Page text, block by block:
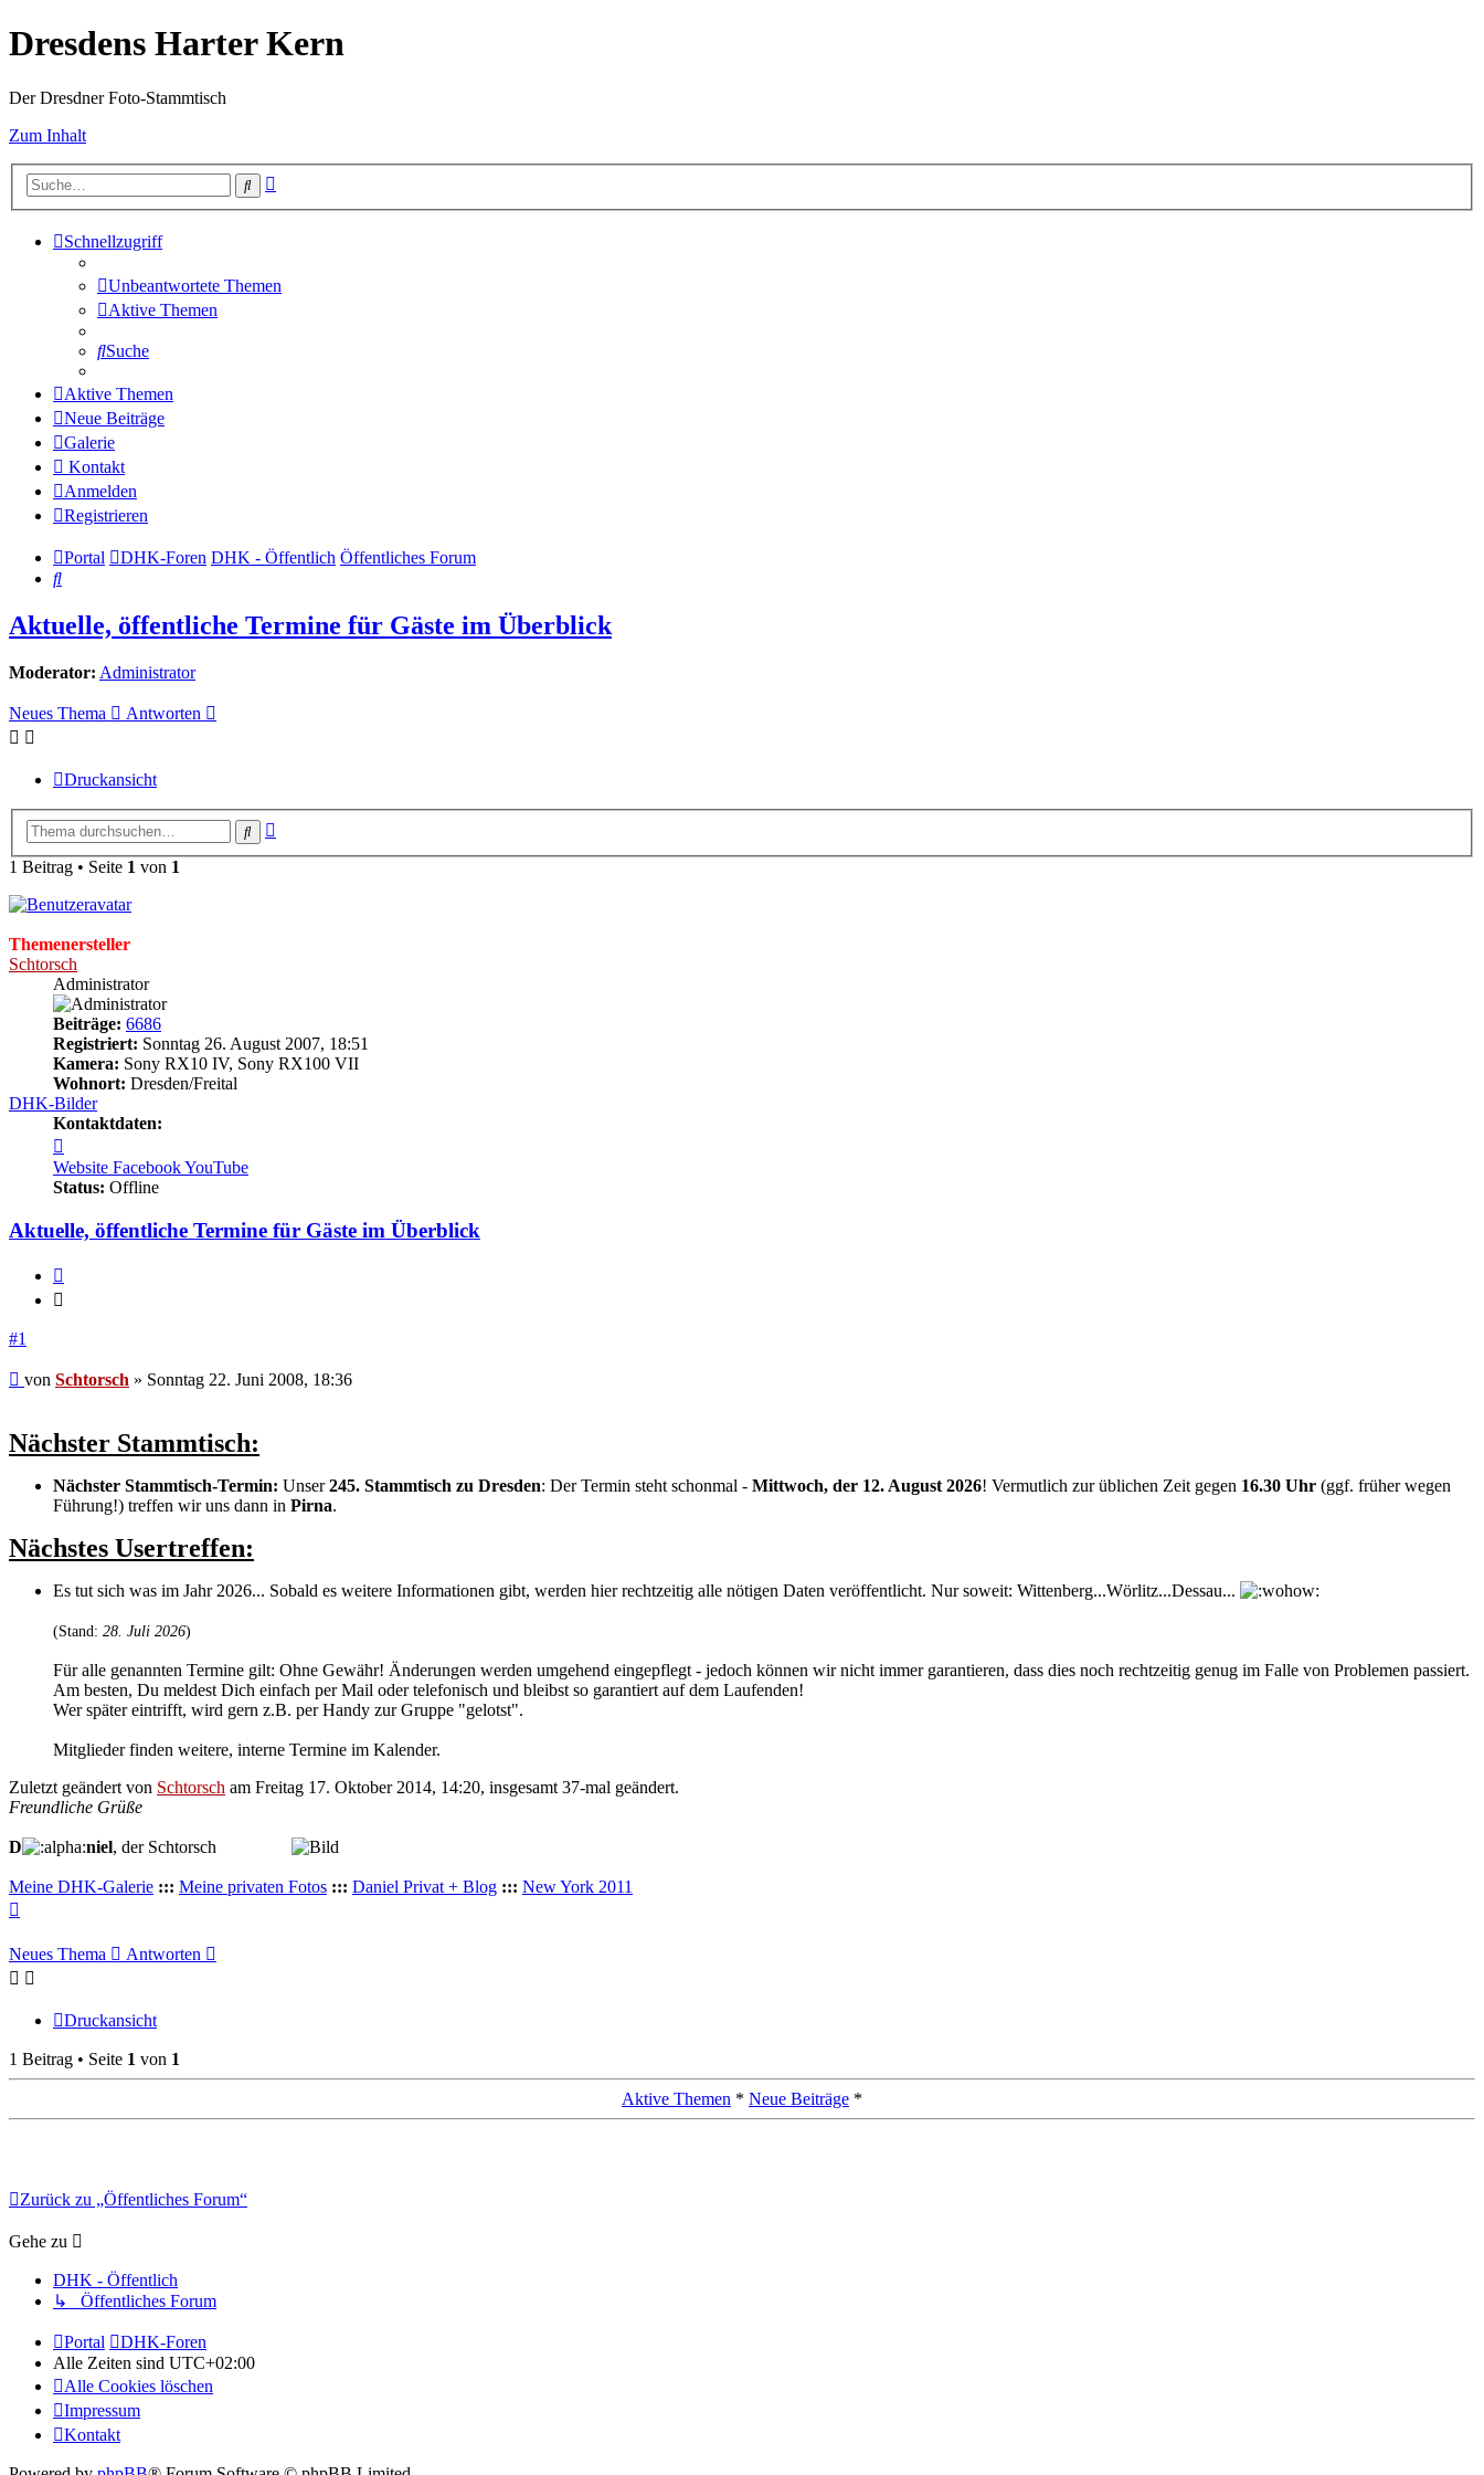
Dresdens Harter Kern
Der Dresdner Foto-Stammtisch
Zum Inhalt
Suche
Schnellzugriff
Unbeantwortete Themen
Aktive Themen
Suche
Aktive Themen
Neue Beiträge
Galerie
Kontakt
Anmelden
Registrieren
Portal DHK-Foren DHK - Öffentlich Öffentliches Forum
Suche
Aktuelle, öffentliche Termine für Gäste im Überblick
Moderator: Administrator
Neues Thema Antworten
Druckansicht
Suche
1 Beitrag • Seite 1 von 1
Themenersteller
Schtorsch
Administrator
Beiträge: 6686
Registriert: Sonntag 26. August 2007, 18:51
Kamera: Sony RX10 IV, Sony RX100 VII
Wohnort: Dresden/Freital
DHK-Bilder
Kontaktdaten:
von
Schtorsch
Website FacebookYouTube
Status: Offline
Aktuelle, öffentliche Termine für Gäste im Überblick
#1
Beitrag
von Schtorsch » Sonntag 22. Juni 2008, 18:36
Nächster Stammtisch:
Nächster Stammtisch-Termin: Unser245. Stammtisch zu Dresden: Der Termin steht schonmal - Mittwoch, der 12. August 2026! Vermutlich zur üblichen Zeit gegen 16.30 Uhr (ggf. früher wegen
Führung!) treffen wir uns dann in Pirna.
Nächstes Usertreffen:
Es tut sich was im Jahr 2026... Sobald es weitere Informationen gibt, werden hier rechtzeitig alle nötigen Daten veröffentlicht. Nur soweit: Wittenberg...Wörlitz...Dessau...
(Stand: 28. Juli 2026)
Für alle genannten Termine gilt: Ohne Gewähr! Änderungen werden umgehend eingepflegt - jedoch können wir nicht immer garantieren, dass dies noch rechtzeitig genug im Falle von Problemen passiert.
Am besten, Du meldest Dich einfach per Mail oder telefonisch und bleibst so garantiert auf dem Laufenden!
Wer später eintrifft, wird gern z.B. per Handy zur Gruppe "gelotst".
Mitglieder finden weitere, interne Termine im Kalender.
Zuletzt geändert von Schtorsch am Freitag 17. Oktober 2014, 14:20, insgesamt 37-mal geändert.
Freundliche Grüße
D niel, der Schtorsch
Meine DHK-Galerie ::: Meine privaten Fotos ::: Daniel Privat + Blog ::: New York 2011
Neues Thema
Antworten
Druckansicht
1 Beitrag • Seite 1 von 1
Aktive Themen * Neue Beiträge *
Zurück zu „Öffentliches Forum“
Gehe zu
DHK - Öffentlich
↳ Öffentliches Forum
Portal
DHK-Foren
Alle Zeiten sind UTC+02:00
Alle Cookies löschen
Impressum
Kontakt